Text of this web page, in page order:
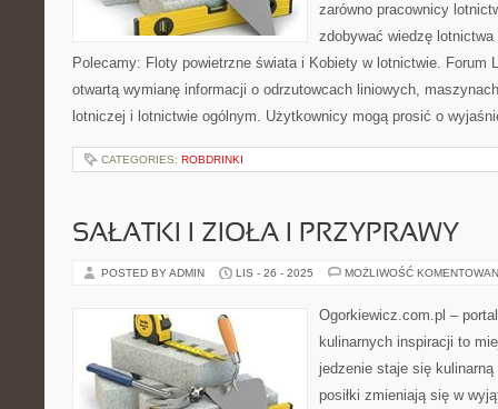
zarówno pracownicy
zdobywać wiedzę
Polecamy: Floty powietrzne świata i Kobiety w lotnictwie. Forum
otwartą wymianę informacji o odrzutowcach liniowych,
lotniczej i lotnictwie ogólnym. Użytkownicy mogą prosić o
CATEGORIES: ROBDRINKI
SAŁATKI I ZIOŁA I PRZYPRAWY
POSTED BY ADMIN LIS - 26 - 2025 MOŻLIWOŚĆ
Ogorkiewicz.com.pl –
kulinarnych inspiracji to
jedzenie staje się
posiłki zmieniają się w